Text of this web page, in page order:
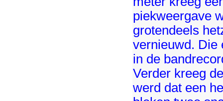
piekweergave
grotendeels
vernieuwd. Die
in de
Verder kreeg
werd dat een